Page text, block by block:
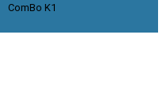
ComBo K1